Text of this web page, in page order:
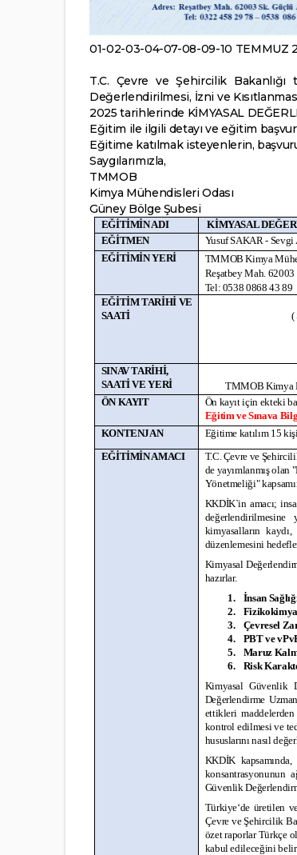
01-02-03-04-07-08-09-10 TEMMUZ
T.C. Çevre ve Şehircilik Bakanlığı
Değerlendirilmesi, İzni ve
2025 tarihlerinde KİMYASAL
Eğitim ile ilgili detayı ve eğitim
Eğitime katılmak isteyenlerin,
Saygılarımızla,
TMMOB
Kimya Mühendisleri Odası
Güney Bölge Şubesi
EĞİTİMİN ADI
KİMYASAL
EĞİTMEN
Yusuf SAKAR -
EĞİTİMİN YERİ
TMMOB Kimya
Reşatbey Mah.
Tel: 0538 0868 43 89
EĞİTİM TARİHİ VE
SAATİ
(
SINAV TARİHİ,
SAATİ VE YERİ
TMMOB Kimya
ÖN KAYIT
Ön kayıt için ekteki
Eğitim ve Sınava
KONTENJAN
Eğitime katılım 15 kişi
EĞİTİMİN AMACI
T.C. Çevre ve
de yayımlanmış olan
Yönetmeliği"
KKDİK`in amacı;
kimyasalların
düzenlemesini
Kimyasal
hazırlar.
1. İnsan
2.
3. Çevresel
4. PBT ve
5. Maruz
6. Risk
Kimyasal Güvenlik
Değerlendirme
ettikleri
kontrol edilmesi ve
hususlarını nasıl
KKDİK
konsantrasyonunun
Güvenlik
Türkiye‘de üretilen
Çevre ve Şehircilik
özet raporlar Türkçe
kabul edileceğini